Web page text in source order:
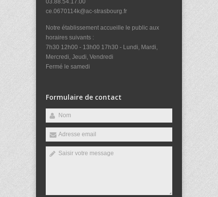
ce.0670114k@ac-strasbourg.fr
Notre établissement accueille le public aux
horaires suivants :
7h30 12h00 - 13h00 17h30 - Lundi, Mardi,
Mercredi, Jeudi, Vendredi
Fermé le samedi
Formulaire de contact